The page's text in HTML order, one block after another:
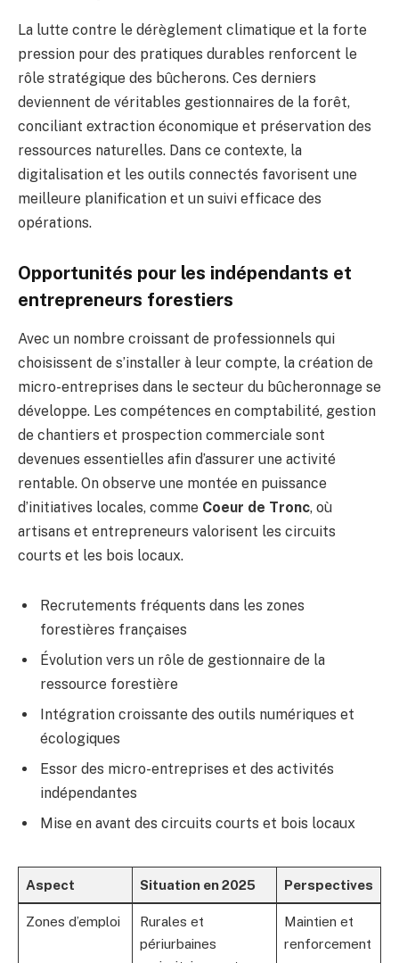
La lutte contre le dérèglement climatique et la forte
pression pour des pratiques durables renforcent le
rôle stratégique des bûcherons. Ces derniers
deviennent de véritables gestionnaires de la forêt,
conciliant extraction économique et préservation des
ressources naturelles. Dans ce contexte, la
digitalisation et les outils connectés favorisent une
meilleure planification et un suivi efficace des
opérations.
Opportunités pour les indépendants et
entrepreneurs forestiers
Avec un nombre croissant de professionnels qui
choisissent de s’installer à leur compte, la création de
micro-entreprises dans le secteur du bûcheronnage se
développe. Les compétences en comptabilité, gestion
de chantiers et prospection commerciale sont
devenues essentielles afin d’assurer une activité
rentable. On observe une montée en puissance
d’initiatives locales, comme Coeur de Tronc, où
artisans et entrepreneurs valorisent les circuits
courts et les bois locaux.
Recrutements fréquents dans les zones
forestières françaises
Évolution vers un rôle de gestionnaire de la
ressource forestière
Intégration croissante des outils numériques et
écologiques
Essor des micro-entreprises et des activités
indépendantes
Mise en avant des circuits courts et bois locaux
Aspect Situation en 2025 Perspectives
Zones d’emploi
Rurales et
périurbaines
Maintien et
renforcement